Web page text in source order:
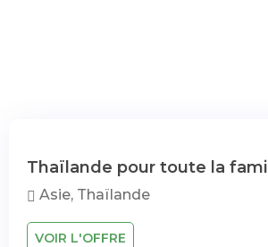
Thaïlande pour toute la
Asie, Thaïlande
VOIR L'OFFRE